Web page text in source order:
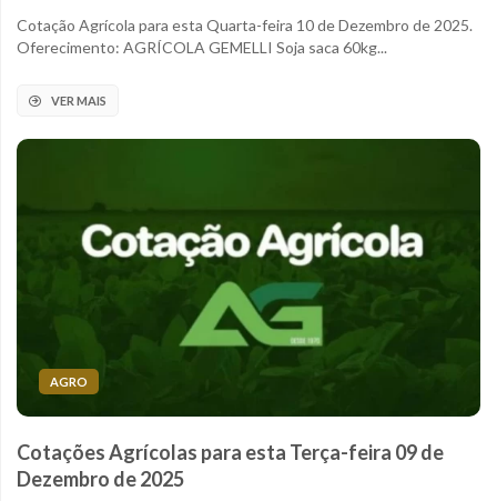
Cotação Agrícola para esta Quarta-feira 10 de Dezembro de 2025.
Oferecimento: AGRÍCOLA GEMELLI Soja saca 60kg...
VER MAIS
AGRO
Cotações Agrícolas para esta Terça-feira 09 de
Dezembro de 2025